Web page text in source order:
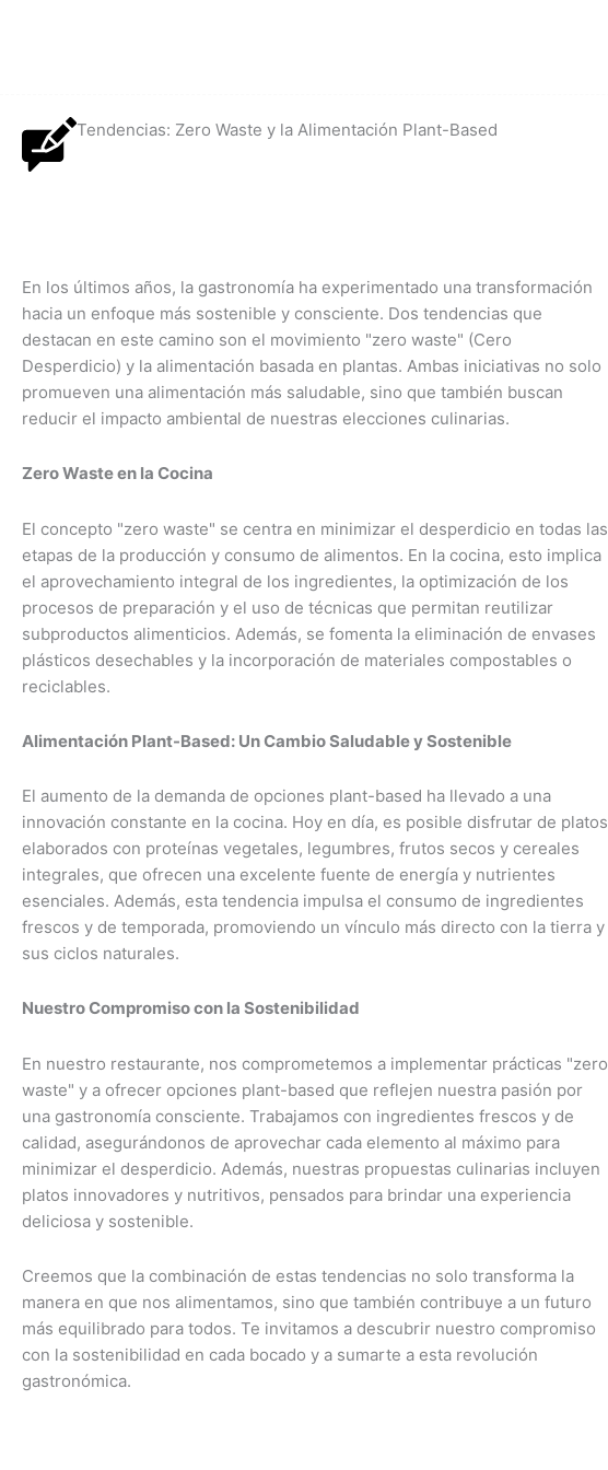
Tendencias: Zero Waste y la Alimentación Plant-Based
En los últimos años, la gastronomía ha experimentado una transformación
hacia un enfoque más sostenible y consciente. Dos tendencias que
destacan en este camino son el movimiento "zero waste" (Cero
Desperdicio) y la alimentación basada en plantas. Ambas iniciativas no solo
promueven una alimentación más saludable, sino que también buscan
reducir el impacto ambiental de nuestras elecciones culinarias.
Zero Waste en la Cocina
El concepto "zero waste" se centra en minimizar el desperdicio en todas las
etapas de la producción y consumo de alimentos. En la cocina, esto implica
el aprovechamiento integral de los ingredientes, la optimización de los
procesos de preparación y el uso de técnicas que permitan reutilizar
subproductos alimenticios. Además, se fomenta la eliminación de envases
plásticos desechables y la incorporación de materiales compostables o
reciclables.
Alimentación Plant-Based: Un Cambio Saludable y Sostenible
El aumento de la demanda de opciones plant-based ha llevado a una
innovación constante en la cocina. Hoy en día, es posible disfrutar de platos
elaborados con proteínas vegetales, legumbres, frutos secos y cereales
integrales, que ofrecen una excelente fuente de energía y nutrientes
esenciales. Además, esta tendencia impulsa el consumo de ingredientes
frescos y de temporada, promoviendo un vínculo más directo con la tierra y
sus ciclos naturales.
Nuestro Compromiso con la Sostenibilidad
En nuestro restaurante, nos comprometemos a implementar prácticas "zero
waste" y a ofrecer opciones plant-based que reflejen nuestra pasión por
una gastronomía consciente. Trabajamos con ingredientes frescos y de
calidad, asegurándonos de aprovechar cada elemento al máximo para
minimizar el desperdicio. Además, nuestras propuestas culinarias incluyen
platos innovadores y nutritivos, pensados para brindar una experiencia
deliciosa y sostenible.
Creemos que la combinación de estas tendencias no solo transforma la
manera en que nos alimentamos, sino que también contribuye a un futuro
más equilibrado para todos. Te invitamos a descubrir nuestro compromiso
con la sostenibilidad en cada bocado y a sumarte a esta revolución
gastronómica.